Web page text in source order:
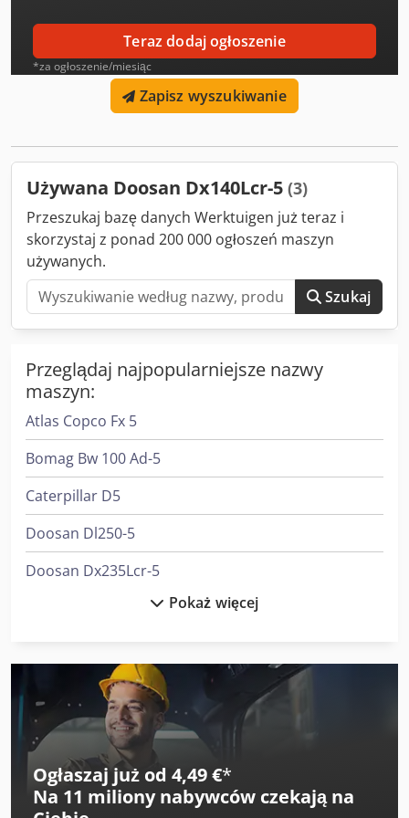
Układ zabezpieczający - Wysięgnik łabędziowaty -
Dodatkowa hydraulika
Teraz dodaj ogłoszenie
*za ogłoszenie/miesiąc
Zapisz wyszukiwanie
Używana Doosan Dx140Lcr-5 (3)
Przeszukaj bazę danych Werktuigen już teraz i
skorzystaj z ponad 200 000 ogłoszeń maszyn
używanych.
Szukaj
Przeglądaj najpopularniejsze nazwy
maszyn:
Atlas Copco Fx 5
Bomag Bw 100 Ad-5
Caterpillar D5
Doosan Dl250-5
Doosan Dx235Lcr-5
Hitachi Zx26U-6
Hitachi Zx300Lc-6
Hitachi Zx33U-6
Hitachi Zx350Lc-6
Pokaż więcej
Ogłaszaj już od 4,49 €*
Na 11 miliony nabywców czekają na